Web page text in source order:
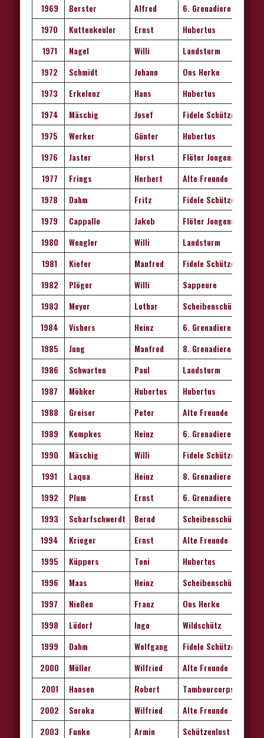
1969
Berster Alfred
6. Grenadiere
1970
Kuttenkeuler Ernst
Hubertus
1971
Nagel Willi
Landsturm
1972
Schmidt Johann
Ons Herke
1973
Erkelenz Hans
Hubertus
1974 Mäschig Josef
Fidele Schützen
1975
Werker Günter
Hubertus
1976
Jaster Horst
Flöter Jongens
1977
Frings Herbert
Alte Freunde
1978
Dahm Fritz
Fidele Schützen
1979
Cappallo Jakob Flöter Jongens
1980
Wengler Willi
Landsturm
1981
Kiefer Manfred
Fidele Schützen
1982
Plöger Willi
Sappeure
1983
Meyer Lothar
Scheibenschützen
1984
Vishers Heinz
6. Grenadiere
1985
Jung Manfred
8. Grenadiere
1986
Schwarten Paul
Landsturm
1987
Möhker Hubertus
Hubertus
1988
Greiser Peter
Alte Freunde
1989
Kempkes Heinz
6. Grenadiere
1990
Mäschig Willi
Fidele Schützen
1991
Laqua Heinz
8. Grenadiere
1992
Plum Ernst
6. Grenadiere
1993
Scharfschwerdt Bernd
Scheibenschützen
1994
Krieger Ernst
Alte Freunde
1995
Küppers Toni Hubertus
1996
Maas Heinz
Scheibenschützen
1997
Nießen Franz
Ons Herke
1998 Lüdorf Ingo
Wildschütz
1999
Dahm Wolfgang
Fidele Schützen
2000
Müller Wilfried
Alte Freunde
2001
Hansen Robert
Tambourcorps
2002
Soroka Wilfried
Alte Freunde
2003
Funke Armin
Schützenlust